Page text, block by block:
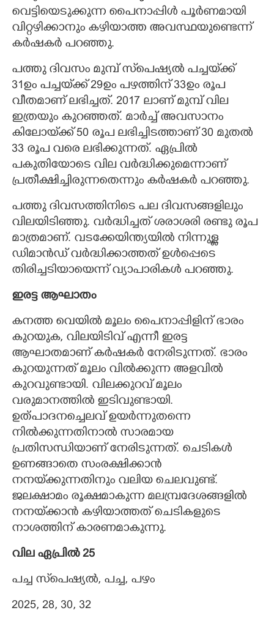
വെട്ടിയെടുക്കുന്ന പൈനാപ്പിൾ പൂർണമായി
വിറ്റഴിക്കാനും കഴിയാത്ത അവസ്ഥയുണ്ടെന്ന്
കർഷകർ പറഞ്ഞു.
പത്തു ദിവസം മുമ്പ് സ്‌പെഷ്യൽ പച്ചയ്‌ക്ക്
31ഉം പച്ചയ്‌ക്ക് 29ഉം പഴത്തിന് 33ഉം രൂപ
വീതമാണ് ലഭിച്ചത്. 2017 ലാണ് മുമ്പ് വില
ഇത്രയും കുറഞ്ഞത്. മാർച്ച് അവസാനം
കിലോയ്‌ക്ക് 50 രൂപ ലഭിച്ചിടത്താണ് 30 മുതൽ
33 രൂപ വരെ ലഭിക്കുന്നത്. ഏപ്രിൽ
പകുതിയോടെ വില വർദ്ധിക്കുമെന്നാണ്
പ്രതീക്ഷിച്ചിരുന്നതെന്നും കർഷകർ പറഞ്ഞു.
പത്തു ദിവസത്തിനിടെ പല ദിവസങ്ങളിലും
വിലയിടിഞ്ഞു. വർദ്ധിച്ചത് ശരാശരി രണ്ടു രൂപ
മാത്രമാണ്. വടക്കേയിന്ത്യയിൽ നിന്നുള്ള
ഡിമാൻഡ് വർദ്ധിക്കാത്തത് ഉൾപ്പെടെ
തിരിച്ചടിയായെന്ന് വ്യാപാരികൾ പറഞ്ഞു.
ഇരട്ട ആഘാതം
കനത്ത വെയിൽ മൂലം പൈനാപ്പിളിന് ഭാരം
കുറയുക, വിലയിടിവ് എന്നീ ഇരട്ട
ആഘാതമാണ് കർഷകർ നേരിടുന്നത്. ഭാരം
കുറയുന്നത് മൂലം വിൽക്കുന്ന അളവിൽ
കുറവുണ്ടായി. വിലക്കുറവ് മൂലം
വരുമാനത്തിൽ ഇടിവുണ്ടായി.
ഉത്പാദനച്ചെലവ് ഉയർന്നുതന്നെ
നിൽക്കുന്നതിനാൽ സാരമായ
പ്രതിസന്ധിയാണ് നേരിടുന്നത്. ചെടികൾ
ഉണങ്ങാതെ സംരക്ഷിക്കാൻ
നനയ്‌ക്കുന്നതിനും വലിയ ചെലവുണ്ട്.
ജലക്ഷാമം രൂക്ഷമാകുന്ന മലമ്പ്രദേശങ്ങളിൽ
നനയ്‌ക്കാൻ കഴിയാത്തത് ചെടികളുടെ
നാശത്തിന് കാരണമാകുന്നു.
വില ഏപ്രിൽ 25
പച്ച സ്‌പെഷ്യൽ, പച്ച, പഴം
2025, 28, 30, 32